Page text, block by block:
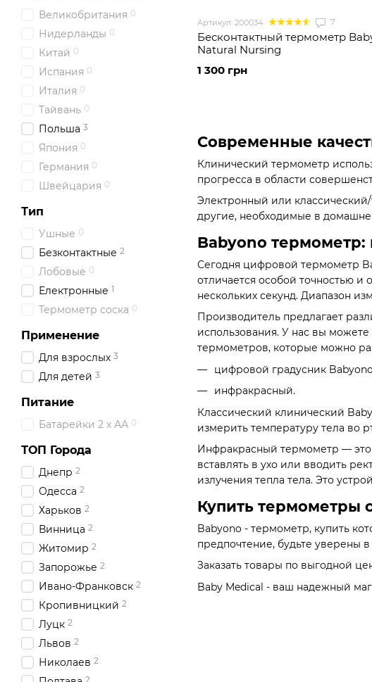
Современные
Клинический термометр
прогресса в области
Электронный или
другие, необходимые в
Babyono
Сегодня цифровой термометр
отличается особой точностью и
нескольких секунд. Диапазон
Производитель предлагает
использования. У нас вы
термометров, которые можно
цифровой градусник
инфракрасный.
Классический клинический
измерить температуру тела во
Инфракрасный термометр —
вставлять в ухо или вводить
излучения тепла тела. Это
Купить термометры
Babyono - термометр, купить
предпочтение, будьте уверены
Заказать товары по выгодной
Baby Medical - ваш надежный
Артикул: 200034 7
Бесконтактный термометр
Natural Nursing
1 300 грн
Великобритания 0
Нидерланды 0
Китай 0
Испания 0
Италия 0
Тайвань 0
Польша 3
Япония 0
Германия 0
Швейцария 0
Тип
Ушные 0
Безконтактные 2
Лобовые 0
Електронные 1
Термометр соска 0
Применение
Для взрослых 3
Для детей 3
Питание
Батарейки 2 х АА 0
ТОП Города
Днепр 2
Одесса 2
Харьков 2
Винница 2
Житомир 2
Запорожье 2
Ивано-Франковск 2
Кропивницкий 2
Луцк 2
Львов 2
Николаев 2
2